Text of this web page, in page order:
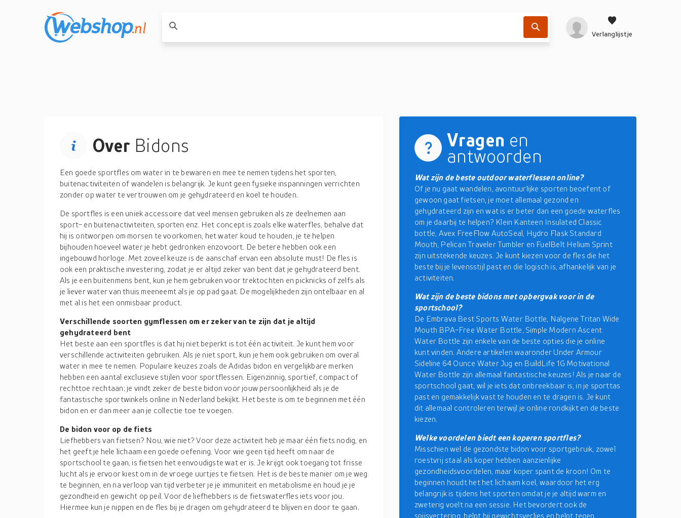
Verlanglijstje
Over Bidons
Een goede sportfles om water in te bewaren en mee te nemen tijdens het sporten,
buitenactiviteiten of wandelen is belangrijk. Je kunt geen fysieke inspanningen verrichten
zonder opwater te vertrouwen om je gehydrateerd en koel te houden.
De sportfles is een uniek accessoire dat veel mensen gebruiken als ze deelnemen aan
sport- en buitenactiviteiten, sporten enz. Het concept is zoals elke waterfles, behalve dat
hij is ontworpen om morsen te voorkomen, het water koud te houden, je te helpen
bijhouden hoeveel water je hebt gedronken enzovoort. De betere hebben ook een
ingebouwd horloge. Met zoveel keuze is de aanschaf ervan een absolute must! De fles is
ook een praktische investering, zodat je er altijd zeker van bent dat je gehydrateerd bent.
Als je een buitenmens bent, kun je hem gebruiken voor trektochten en picknicks of zelfs als
je liever water van thuis meeneemt als je op pad gaat. De mogelijkheden zijn ontelbaar en al
met al is het een onmisbaar product.
Verschillende soorten gymflessen om er zeker van te zijn dat je altijd
gehydrateerd bent
Het beste aan een sportfles is dat hij niet beperkt is tot één activiteit. Je kunt hem voor
verschillende activiteiten gebruiken. Als je niet sport, kun je hem ook gebruiken om overal
water in mee te nemen. Populaire keuzes zoals de Adidas bidon en vergelijkbare merken
hebben een aantal exclusieve stijlen voor sportflessen. Eigenzinnig, sportief, compact of
rechttoe rechtaan; je vindt zeker de beste bidon voor jouw persoonlijkheid als je de
fantastische sportwinkels online in Nederland bekijkt. Het beste is om te beginnen met één
bidon en er dan meer aan je collectie toe te voegen.
De bidon voor op de fiets
Liefhebbers van fietsen? Nou, wie niet? Voor deze activiteit heb je maar één fiets nodig, en
het geeft je hele lichaam een goede oefening. Voor wie geen tijd heeft om naar de
sportschool te gaan, is fietsen het eenvoudigste wat er is. Je krijgt ook toegang tot frisse
lucht als je ervoor kiest om in de vroege uurtjes te fietsen. Het is de beste manier om je weg
te beginnen, en na verloop van tijd verbeter je je immuniteit en metabolisme en houd je je
gezondheid en gewicht op peil. Voor de liefhebbers is de fietswaterfles iets voor jou.
Hiermee kun je nippen en de fles bij je dragen om gehydrateerd te blijven en door te gaan.
Vragen en
antwoorden
Wat zijn de beste outdoor waterflessen online?
Of je nu gaat wandelen, avontuurlijke sporten beoefent of
gewoon gaat fietsen, je moet allemaal gezond en
gehydrateerd zijn en wat is er beter dan een goede waterfles
om je daarbij te helpen? Klein Kanteen Insulated Classic
bottle, Avex FreeFlow AutoSeal, Hydro Flask Standard
Mouth, Pelican Traveler Tumbler en FuelBelt Helium Sprint
zijn uitstekende keuzes. Je kunt kiezen voor de fles die het
beste bij je levensstijl past en die logisch is, afhankelijk van je
activiteiten.
Wat zijn de beste bidons met opbergvak voor in de
sportschool?
De Embrava Best Sports Water Bottle, Nalgene Tritan Wide
Mouth BPA-Free Water Bottle, Simple Modern Ascent
Water Bottle zijn enkele van de beste opties die je online
kunt vinden. Andere artikelen waaronder Under Armour
Sideline 64 Ounce Water Jug en BuildLife 1G Motivational
Water Bottle zijn allemaal fantastische keuzes! Als je naar de
sportschool gaat, wil je iets dat onbreekbaar is, in je sporttas
past en gemakkelijk vast te houden en te dragen is. Je kunt
dit allemaal controleren terwijl je online rondkijkt en de beste
kiezen.
Welke voordelen biedt een koperen sportfles?
Misschien wel de gezondste bidon voor sportgebruik, zowel
roestvrij staal als koper hebben aanzienlijke
gezondheidsvoordelen, maar koper spant de kroon! Om te
beginnen houdt het het lichaam koel, waardoor het erg
belangrijk is tijdens het sporten omdat je je altijd warm en
zweterig voelt na een sessie. Het bevordert ook de
spijsvertering, helpt bij gewichtsverlies en helpt tegen